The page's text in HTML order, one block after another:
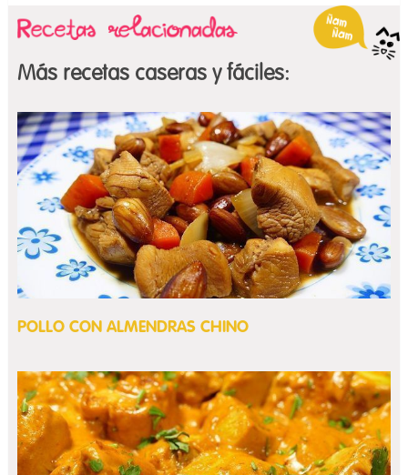
Más recetas caseras y fáciles:
POLLO CON ALMENDRAS CHINO